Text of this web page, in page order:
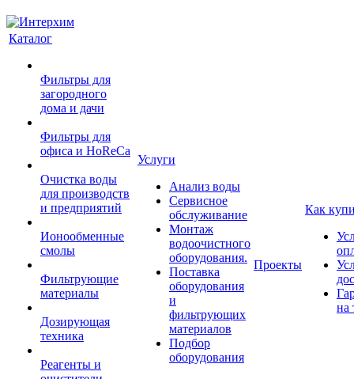
Каталог
Фильтры для
загородного
дома и дачи
Фильтры для
офиса и HoReCa
Очистка воды
для производств
и предприятий
Ионообменные
смолы
Фильтрующие
материалы
Дозирующая
техника
Реагенты и
Услуги
Анализ воды
Сервисное
обслуживание
Монтаж
водоочистного
оборудования.
Поставка
оборудования
и
фильтрующих
материалов
Подбор
оборудования
Проекты
Как
на